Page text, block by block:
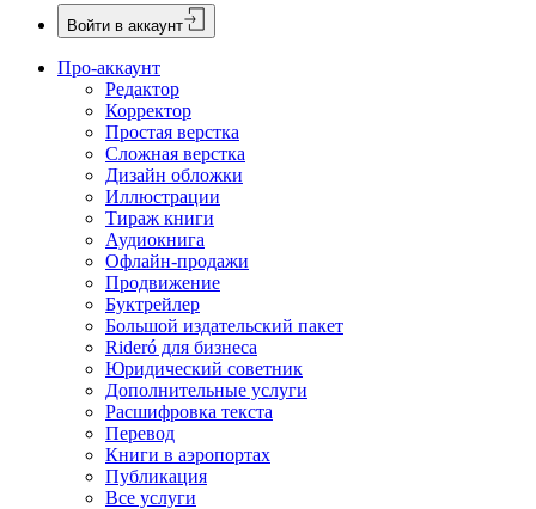
Войти в аккаунт
Про-аккаунт
Редактор
Корректор
Простая верстка
Сложная верстка
Дизайн обложки
Иллюстрации
Тираж книги
Аудиокнига
Офлайн-продажи
Продвижение
Буктрейлер
Большой издательский пакет
Rideró для бизнеса
Юридический советник
Дополнительные услуги
Расшифровка текста
Перевод
Книги в аэропортах
Публикация
Все услуги